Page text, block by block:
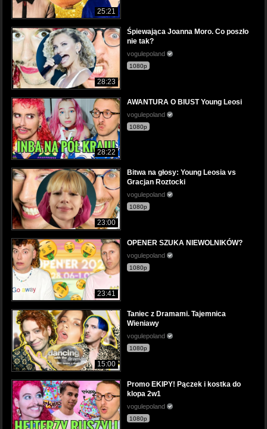
25:21
28:23
Śpiewająca Joanna Moro. Co poszło
nie tak?
vogulepoland
1080p
28:22
AWANTURA O BIUST Young Leosi
vogulepoland
1080p
23:00
Bitwa na głosy: Young Leosia vs
Gracjan Roztocki
vogulepoland
1080p
23:41
OPENER SZUKA NIEWOLNIKÓW?
vogulepoland
1080p
15:00
Taniec z Dramami. Tajemnica
Wieniawy
vogulepoland
1080p
Promo EKIPY! Pączek i kostka do
klopa 2w1
vogulepoland
1080p